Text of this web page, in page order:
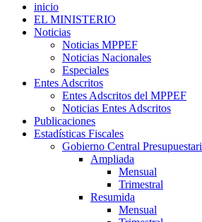
inicio
EL MINISTERIO
Noticias
Noticias MPPEF
Noticias Nacionales
Especiales
Entes Adscritos
Entes Adscritos del MPPEF
Noticias Entes Adscritos
Publicaciones
Estadísticas Fiscales
Gobierno Central
Ampliada
Mensual
Trimestral
Resumida
Mensual